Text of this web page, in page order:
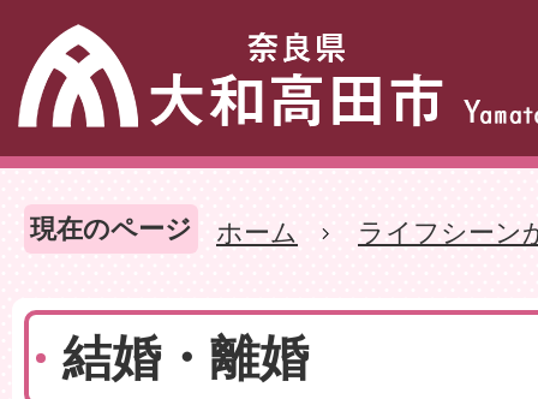
現在のページ ホーム ライフシーン
結婚・離婚